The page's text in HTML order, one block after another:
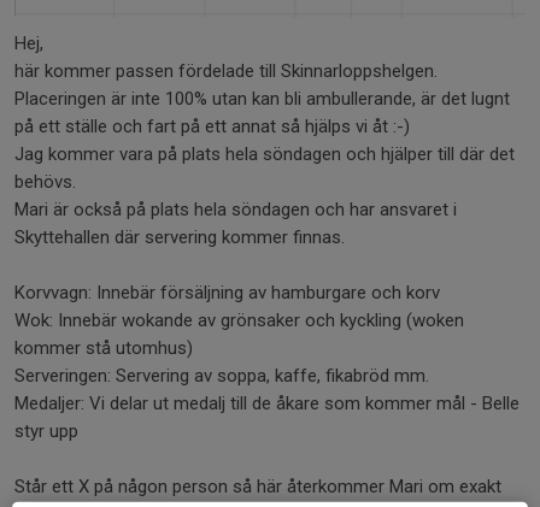
Hej,
här kommer passen fördelade till Skinnarloppshelgen.
Placeringen är inte 100% utan kan bli ambullerande, är det lugnt
på ett ställe och fart på ett annat så hjälps vi åt :-)
Jag kommer vara på plats hela söndagen och hjälper till där det
behövs.
Mari är också på plats hela söndagen och har ansvaret i
Skyttehallen där servering kommer finnas.
Korvvagn: Innebär försäljning av hamburgare och korv
Wok: Innebär wokande av grönsaker och kyckling (woken
kommer stå utomhus)
Serveringen: Servering av soppa, kaffe, fikabröd mm.
Medaljer: Vi delar ut medalj till de åkare som kommer mål - Belle
styr upp
Står ett X på någon person så här återkommer Mari om exakt